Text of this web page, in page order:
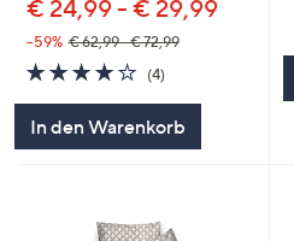
€ 24,99 - € 29,99
--59% € 62,99 - € 72,99
3.8
von
5
(4)
In den Warenkorb